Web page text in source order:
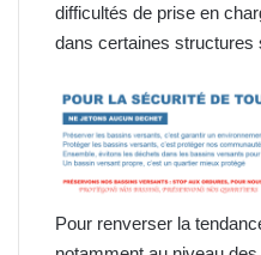
difficultés de prise en
dans certaines structures
Pour renverser la